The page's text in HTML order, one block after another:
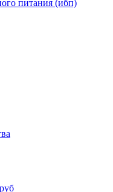
питания (ибп)